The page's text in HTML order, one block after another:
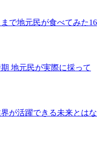
で地元民が食べてみた16
地元民が実際に採って
が活躍できる未来とはな